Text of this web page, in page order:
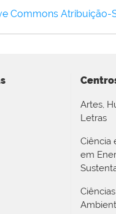
Commons Atribuição-
Artes,
Letras
Ciência
em